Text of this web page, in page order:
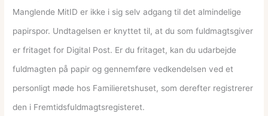
Manglende MitID er ikke i sig selv adgang til det almindelige
papirspor. Undtagelsen er knyttet til, at du som fuldmagtsgiver
er fritaget for Digital Post. Er du fritaget, kan du udarbejde
fuldmagten på papir og gennemføre vedkendelsen ved et
personligt møde hos Familieretshuset, som derefter registrerer
den i Fremtidsfuldmagtsregisteret.